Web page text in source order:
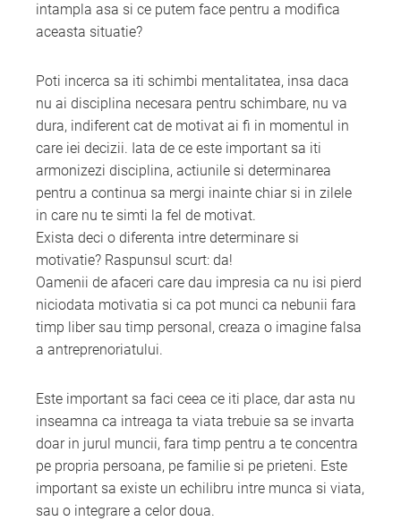
intampla asa si ce putem face pentru a modifica
aceasta situatie?
Poti incerca sa iti schimbi mentalitatea, insa daca
nu ai disciplina necesara pentru schimbare, nu va
dura, indiferent cat de motivat ai fi in momentul in
care iei decizii. Iata de ce este important sa iti
armonizezi disciplina, actiunile si determinarea
pentru a continua sa mergi inainte chiar si in zilele
in care nu te simti la fel de motivat.
Exista deci o diferenta intre determinare si
motivatie? Raspunsul scurt: da!
Oamenii de afaceri care dau impresia ca nu isi pierd
niciodata motivatia si ca pot munci ca nebunii fara
timp liber sau timp personal, creaza o imagine falsa
a antreprenoriatului.
Este important sa faci ceea ce iti place, dar asta nu
inseamna ca intreaga ta viata trebuie sa se invarta
doar in jurul muncii, fara timp pentru a te concentra
pe propria persoana, pe familie si pe prieteni. Este
important sa existe un echilibru intre munca si viata,
sau o integrare a celor doua.